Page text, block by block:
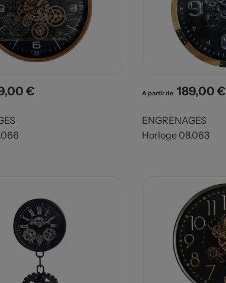
€ A partir de Prix
189,00 €
ENGRENAGES
Horloge 08.063